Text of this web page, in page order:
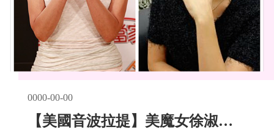
0000-00-00
【美國音波拉提】美魔女徐淑媛不用擦SXⅡ，也能越活越年輕呦！